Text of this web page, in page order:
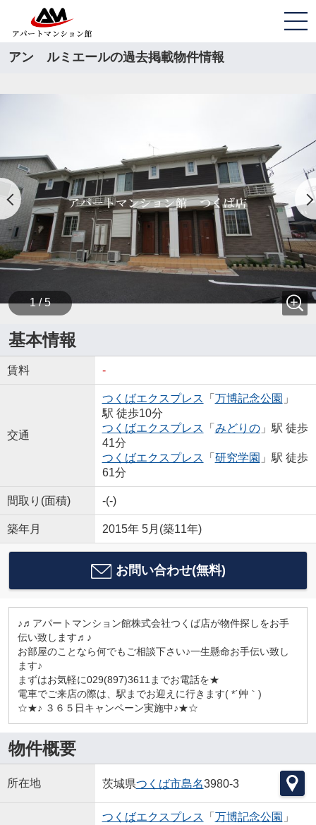
アン ルミエールの過去掲載物件情報
1 / 5
基本情報
賃料 -
交通
つくばエクスプレス 「 万博記念公園 」
駅 徒歩10分
つくばエクスプレス 「 みどりの」駅 徒歩
41分
つくばエクスプレス 「 研究学園 」駅 徒歩
61分
間取り(面積) -(-)
築年月 2015年 5月(築11年)
お問い合わせ(無料)
♪♬アパートマンション館株式会社つくば店が物件探しをお手
伝い致します♬♪
お部屋のことなら何でもご相談下さい♪一生懸命お手伝い致し
ます♪
まずはお気軽に029(897)3611までお電話を★
電車でご来店の際は、駅までお迎えに行きます( *´艸｀)
☆★♪ ３６５日キャンペーン実施中♪★☆
物件概要
所在地 茨城県つくば市島名3980-3
つくばエクスプレス 「 万博記念公園 」